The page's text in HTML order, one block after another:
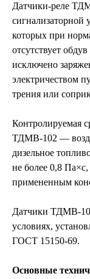
Датчики-реле
сигнализаторной
которых при
отсутствует
исключено
электричеством
трения или
Контролируемая
ТДМВ-102 —
дизельное
не более 0,8
примененным
Датчики ТДМВ-
условиях,
ГОСТ 15150-69.
Основные